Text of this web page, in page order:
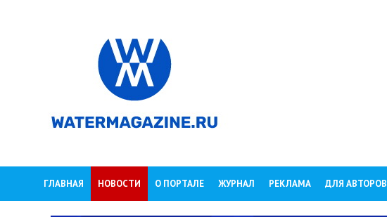
ГЛАВНАЯ НОВОСТИ О ПОРТАЛЕ ЖУРНАЛ РЕКЛАМА ДЛЯ АВТОРОВ